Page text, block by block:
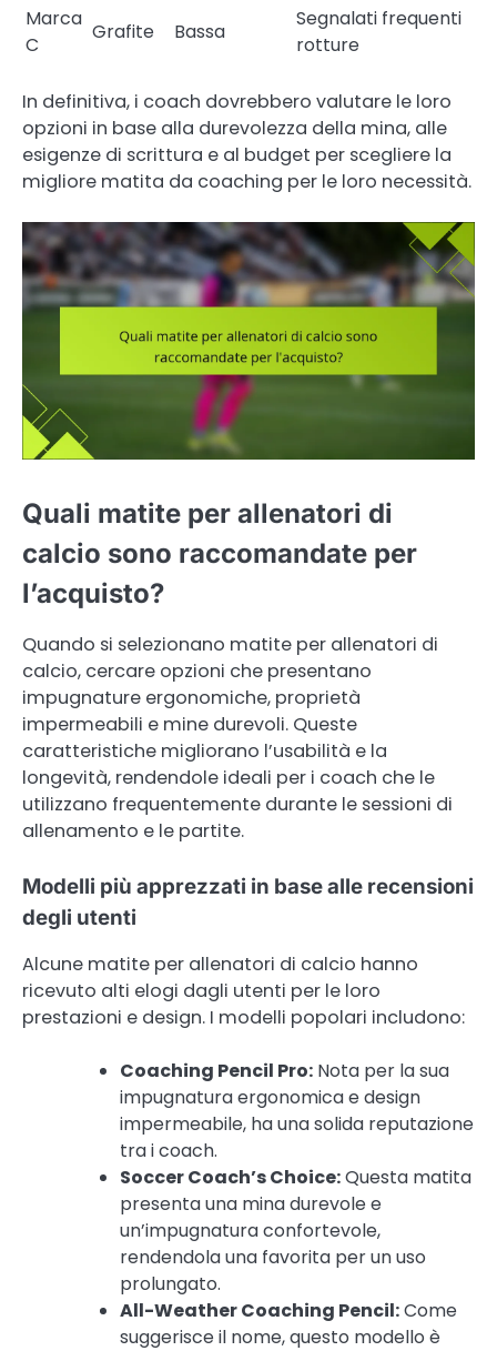
Marca
C
Grafite Bassa
Segnalati frequenti
rotture
In definitiva, i coach dovrebbero valutare le loro
opzioni in base alla durevolezza della mina, alle
esigenze di scrittura e al budget per scegliere la
migliore matita da coaching per le loro necessità.
Quali matite per allenatori di
calcio sono raccomandate per
l’acquisto?
Quando si selezionano matite per allenatori di
calcio, cercare opzioni che presentano
impugnature ergonomiche, proprietà
impermeabili e mine durevoli. Queste
caratteristiche migliorano l’usabilità e la
longevità, rendendole ideali per i coach che le
utilizzano frequentemente durante le sessioni di
allenamento e le partite.
Modelli più apprezzati in base alle recensioni
degli utenti
Alcune matite per allenatori di calcio hanno
ricevuto alti elogi dagli utenti per le loro
prestazioni e design. I modelli popolari includono:
Coaching Pencil Pro: Nota per la sua
impugnatura ergonomica e design
impermeabile, ha una solida reputazione
tra i coach.
Soccer Coach’s Choice:Questa matita
presenta una mina durevole e
un’impugnatura confortevole,
rendendola una favorita per un uso
prolungato.
All-Weather Coaching Pencil:Come
suggerisce il nome, questo modello è